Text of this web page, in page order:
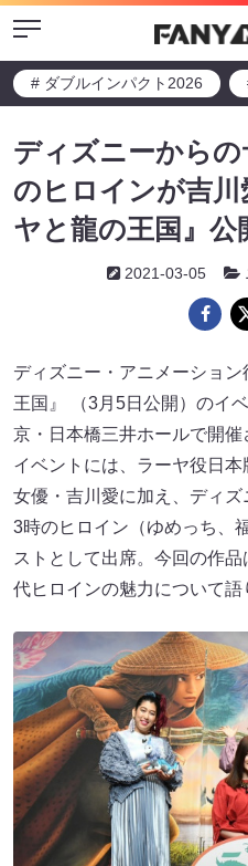
Menu
# ダブルインパクト2026
ディズニーから
のヒロインが吉
ヤと龍の王国』公
2021-03-05
ディズニー・アニメーショ
王国』 （3月5日公開）のイ
京・⽇本橋三井ホールで開
イベントには、ラーヤ役⽇
女優・吉川愛に加え、ディズ
3時のヒロイン（ゆめっち、
ストとして出席。今回の作
代ヒロインの魅力について語